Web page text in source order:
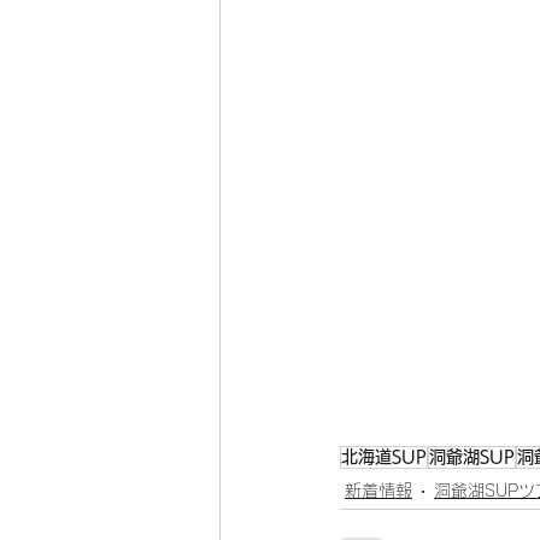
北海道SUP洞爺湖SUP洞
新着情報
洞爺湖SUPツ